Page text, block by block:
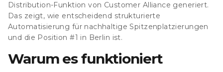
Distribution-Funktion von Customer Alliance generiert.
Das zeigt, wie entscheidend strukturierte
Automatisierung für nachhaltige Spitzenplatzierungen
und die Position #1 in Berlin ist.
Warum es funktioniert